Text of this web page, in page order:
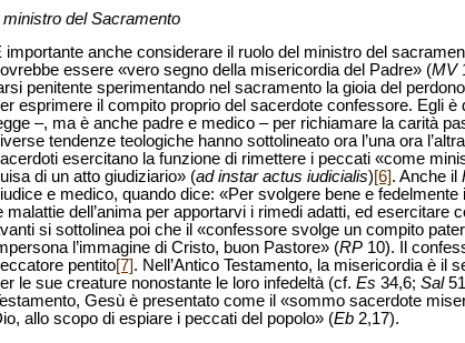
ministro del Sacramento
importante anche considerare il ruolo del ministro del
essere «vero segno della misericordia del Padre» (MV
penitente sperimentando nel sacramento la gioia del
esprimere il compito proprio del sacerdote confessore. Egli
–, ma è anche padre e medico – per richiamare la carità
tendenze teologiche hanno sottolineato ora l’una ora
esercitano la funzione di rimettere i peccati «come
di un atto giudiziario» (ad instar actus iudicialis)[6]. Anche il
e medico, quando dice: «Per svolgere bene e
malattie dell’anima per apportarvi i rimedi adatti, ed esercitare
si sottolinea poi che il «confessore svolge un compito
l’immagine di Cristo, buon Pastore» (RP 10). Il
pentito[7]. Nell’Antico Testamento, la misericordia è il
le sue creature nonostante le loro infedeltà (cf. Es 34,6; Sal
Gesù è presentato come il «sommo sacerdote
allo scopo di espiare i peccati del popolo» (Eb 2,17).